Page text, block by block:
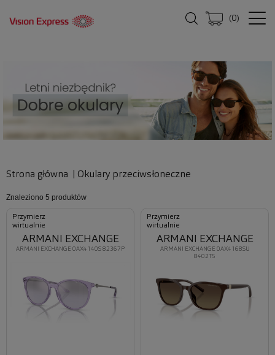
(0)
Strona główna Okulary przeciwsłoneczne
Znaleziono 5 produktów
Przymierz
wirtualnie
ARMANI EXCHANGE 0AX4140S 82367P
ARMANI EXCHANGE
Przymierz
wirtualnie
ARMANI EXCHANGE 0AX4168SU
8402T5
ARMANI EXCHANGE